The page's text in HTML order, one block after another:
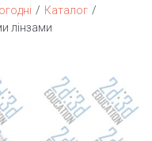
/ Каталог /
лінзами